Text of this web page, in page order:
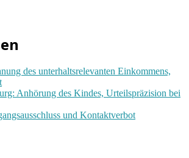
des unterhaltsrelevanten Einkommens,
Anhörung des Kindes, Urteilspräzision bei
und Kontaktverbot